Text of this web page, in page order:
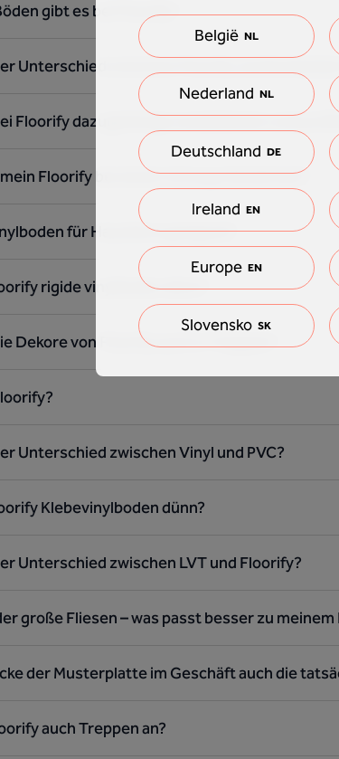
gibt es bei Floorify?
Unterschied zwischen Floorify und
Floorify dazugehörige sockelleisten und
Floorify bei einem Umzug mitnehmen?
für Haustiere geeignet?
rigide vinylboden dünn?
Dekore von Floorify auch in Treppen?
Unterschied zwischen Vinyl und PVC?
Klebevinylboden dünn?
Unterschied zwischen LVT und Floorify?
große Fliesen – was passt besser zu meinem
der Musterplatte im Geschäft auch die
auch Treppen an?
België NL
Nederland NL
Deutschland DE
Ireland EN
Europe EN
Slovensko SK